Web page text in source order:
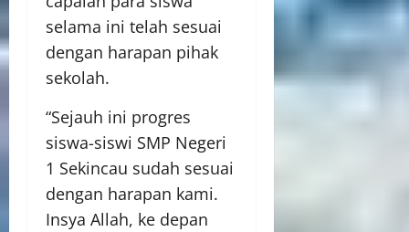
selama ini telah sesuai
dengan harapan pihak
sekolah.
“Sejauh ini progres
siswa-siswi SMP Negeri
1 Sekincau sudah sesuai
dengan harapan kami.
Insya Allah, ke depan